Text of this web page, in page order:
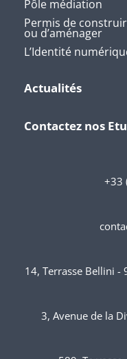
Pôle médiation
Permis de
ou d’aménager
L’Identité
Actualités
Contactez nos
+33
14, Terrasse Bellini -
3, Avenue de la